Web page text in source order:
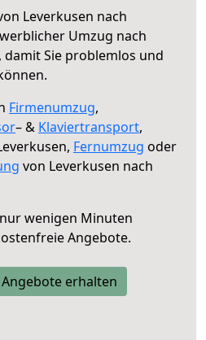
Leverkusen nach
Umzug nach
, damit Sie problemlos und
Firmenumzug,
– & Klaviertransport,
Fernumzug oder
von Leverkusen nach
wenigen Minuten
Angebote.
erhalten